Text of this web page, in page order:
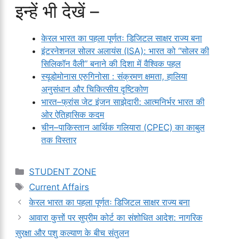
इन्हें भी देखें –
केरल भारत का पहला पूर्णतः डिजिटल साक्षर राज्य बना
इंटरनेशनल सोलर अलायंस (ISA): भारत को “सोलर की
सिलिकॉन वैली” बनाने की दिशा में वैश्विक पहल
स्यूडोमोनास एरुगिनोसा : संक्रमण क्षमता, हालिया
अनुसंधान और चिकित्सीय दृष्टिकोण
भारत–फ्रांस जेट इंजन साझेदारी: आत्मनिर्भर भारत की
ओर ऐतिहासिक कदम
चीन–पाकिस्तान आर्थिक गलियारा (CPEC) का काबुल
तक विस्तार
Categories
STUDENT ZONE
Tags
Current Affairs
केरल भारत का पहला पूर्णतः डिजिटल साक्षर राज्य बना
आवारा कुत्तों पर सुप्रीम कोर्ट का संशोधित आदेश: नागरिक
सुरक्षा और पशु कल्याण के बीच संतुलन